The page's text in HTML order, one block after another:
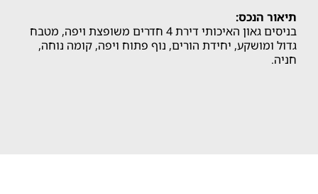
תיאור הנכס:
בניסים גאון האיכותי דירת 4 חדרים משופצת ויפה, מטבח
גדול ומושקע, יחידת הורים, נוף פתוח ויפה, קומה נוחה,
חניה.